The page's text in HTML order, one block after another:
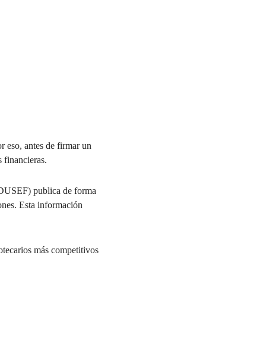
eso, antes de firmar un
financieras.
publica de forma
Esta información
más competitivos